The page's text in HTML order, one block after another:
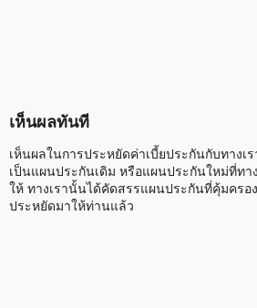
เห็นผลทันที
เห็นผลในการประหยัดค่าเบี้ยประกันกับทางเ
เป็นแผนประกันเดิม หรือแผนประกันใหม่ที่ทา
ให้ ทางเรานั้นได้คัดสรรแผนประกันที่คุ้มครอ
ประหยัดมาให้ท่านแล้ว